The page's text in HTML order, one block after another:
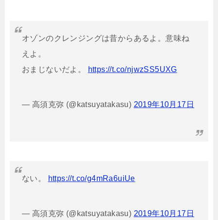
オゾンのクレンジングは昔からあるよ。意味ね
えよ。
おまじないだよ。
https://t.co/njwzSS5UXG
— 高須克弥 (@katsuyatakasu) 2019年10月17日
ない。 https://t.co/g4mRa6uiUe
— 高須克弥 (@katsuyatakasu) 2019年10月17日